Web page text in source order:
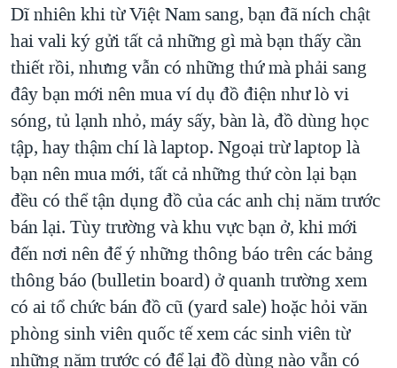
Dĩ nhiên khi từ Việt Nam sang, bạn đã ních chật
hai vali ký gửi tất cả những gì mà bạn thấy cần
thiết rồi, nhưng vẫn có những thứ mà phải sang
đây bạn mới nên mua ví dụ đồ điện như lò vi
sóng, tủ lạnh nhỏ, máy sấy, bàn là, đồ dùng học
tập, hay thậm chí là laptop. Ngoại trừ laptop là
bạn nên mua mới, tất cả những thứ còn lại bạn
đều có thể tận dụng đồ của các anh chị năm trước
bán lại. Tùy trường và khu vực bạn ở, khi mới
đến nơi nên để ý những thông báo trên các bảng
thông báo (bulletin board) ở quanh trường xem
có ai tổ chức bán đồ cũ (yard sale) hoặc hỏi văn
phòng sinh viên quốc tế xem các sinh viên từ
những năm trước có để lại đồ dùng nào vẫn có